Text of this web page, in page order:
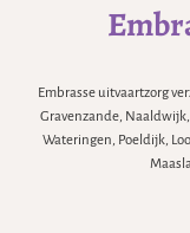
Embrasse uitvaartzorg
Gravenzande,
Wateringen, Poeldijk,